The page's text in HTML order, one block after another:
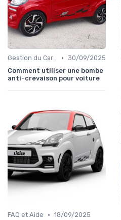
Gestion du Carburant et Entretien • 30/09/2025
Comment utiliser une bombe
anti-crevaison pour voiture
FAQ et Aide • 18/09/2025